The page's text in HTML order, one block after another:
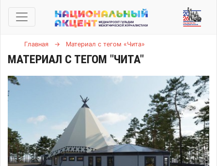
Главная → Материал с тегом «Чита»
МАТЕРИАЛ С ТЕГОМ "ЧИТА"